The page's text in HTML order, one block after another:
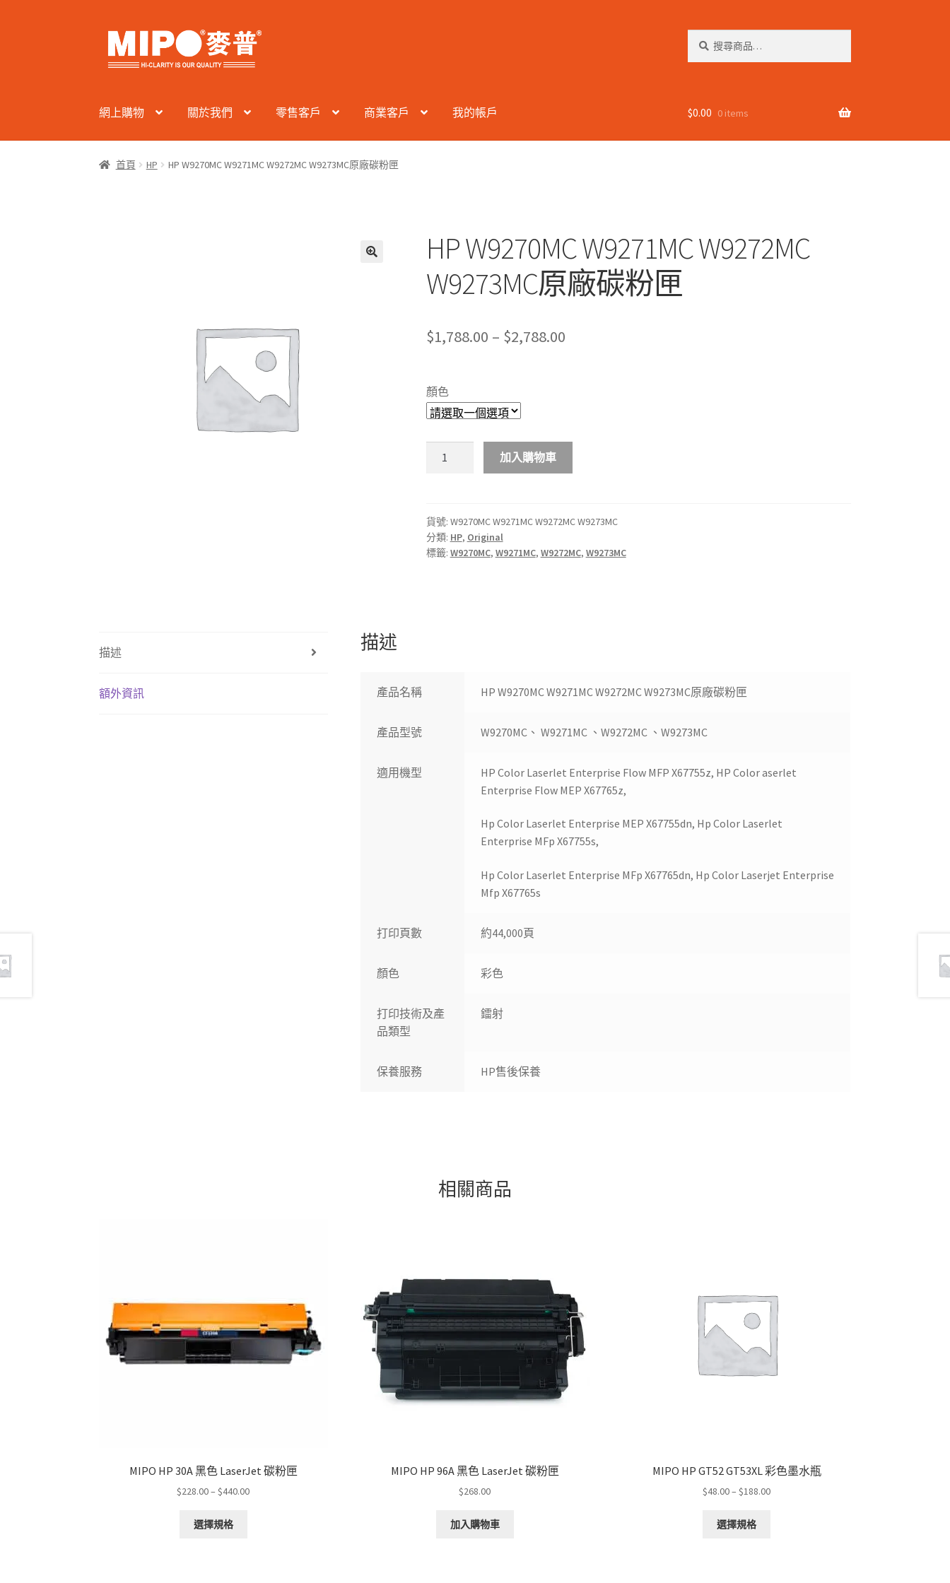
Skip
to
navigation
Skip
to
content
網上購物 關於我們 零售客戶 商業客戶 我的帳戶 $0.00 0 items
首頁 HP HP W9270MC W9271MC W9272MC W9273MC原廠碳粉匣
HP W9270MC W9271MC W9272MC
W9273MC原廠碳粉匣
$1,788.00 – $2,788.00Price
$2,788.00
顏色
W9273MC
原
廠
加入購物車
貨號: W9270MC W9271MC W9272MC W9273MC
分類: HP, Original
標籤: W9270MC, W9271MC, W9272MC, W9273MC
描述
額外資訊
描述
產品名稱 HP W9270MC W9271MC W9272MC W9273MC原廠碳粉匣
產品型號 W9270MC、 W9271MC 、W9272MC 、W9273MC
適用機型
HP Color Laserlet Enterprise Flow MFP X67755z, HP Color aserlet
Enterprise Flow MEP X67765z,
Hp Color Laserlet Enterprise MEP X67755dn, Hp Color Laserlet
Enterprise MFp X67755s,
Hp Color Laserlet Enterprise MFp X67765dn, Hp Color Laserjet Enterprise
Mfp X67765s
打印頁數 約44,000頁
顏色 彩色
打印技術及產
品類型
鐳射
保養服務 HP售後保養
相關商品
MIPO HP 30A 黑色 LaserJet 碳粉匣
$228.00– $440.00Price
選擇規格
MIPO HP 96A 黑色 LaserJet 碳粉匣
$268.00
加入購物車
MIPO HP GT52 GT53XL 彩色墨水瓶
$48.00– $188.00Price
選擇規格